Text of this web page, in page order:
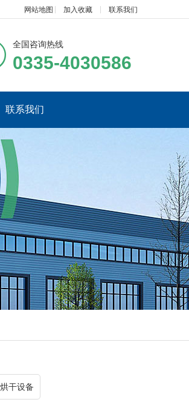
网站地图 加入收藏 联系我们
全国咨询热线
0335-4030586
联系我们
干设备